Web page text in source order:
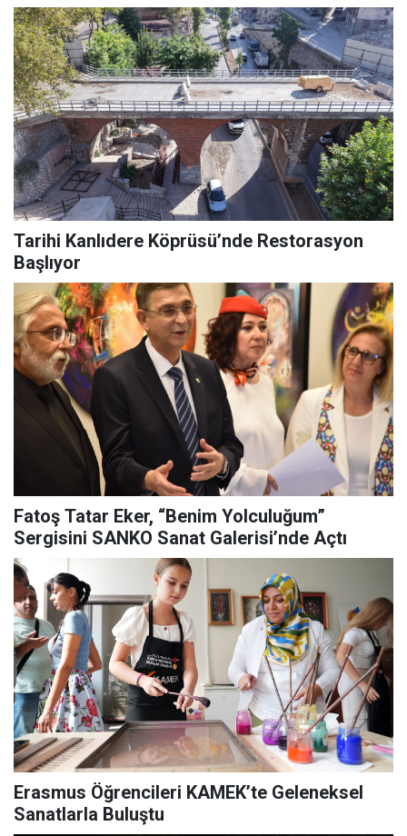
Tarihi Kanlıdere Köprüsü’nde Restorasyon
Başlıyor
Fatoş Tatar Eker, “Benim Yolculuğum”
Sergisini SANKO Sanat Galerisi’nde Açtı
Erasmus Öğrencileri KAMEK’te Geleneksel
Sanatlarla Buluştu